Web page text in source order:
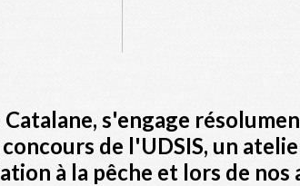
s'engage
de l'UDSIS, un
à la pêche et lors de nos